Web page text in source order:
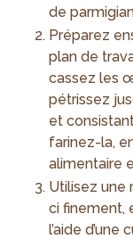
de
Préparez
plan de
cassez les
pétrissez
et
farinez-la,
alimentaire
Utilisez une
ci finement,
l’aide